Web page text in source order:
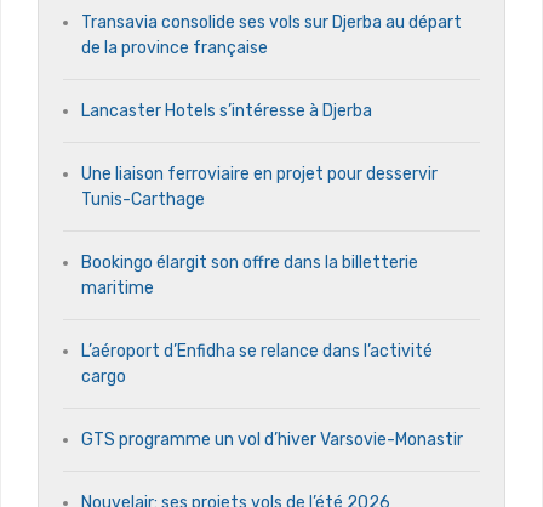
Transavia consolide ses vols sur Djerba au départ
de la province française
Lancaster Hotels s’intéresse à Djerba
Une liaison ferroviaire en projet pour desservir
Tunis-Carthage
Bookingo élargit son offre dans la billetterie
maritime
L’aéroport d’Enfidha se relance dans l’activité
cargo
GTS programme un vol d’hiver Varsovie-Monastir
Nouvelair: ses projets vols de l’été 2026